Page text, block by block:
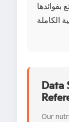
Data
Our